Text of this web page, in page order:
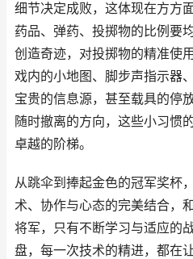
细节决定成败，这体现在方方
药品、弹药、投掷物的比例要
创造奇迹，对投掷物的精准使
戏内的小地图、脚步声指示器
宝贵的信息源，甚至载具的停
随时撤离的方向，这些小习惯
卓越的阶梯。
从跳伞到捧起金色的冠军奖杯
术、协作与心态的完美结合，
将军，只有不断学习与适应的
盘，每一次技术的精进，都在